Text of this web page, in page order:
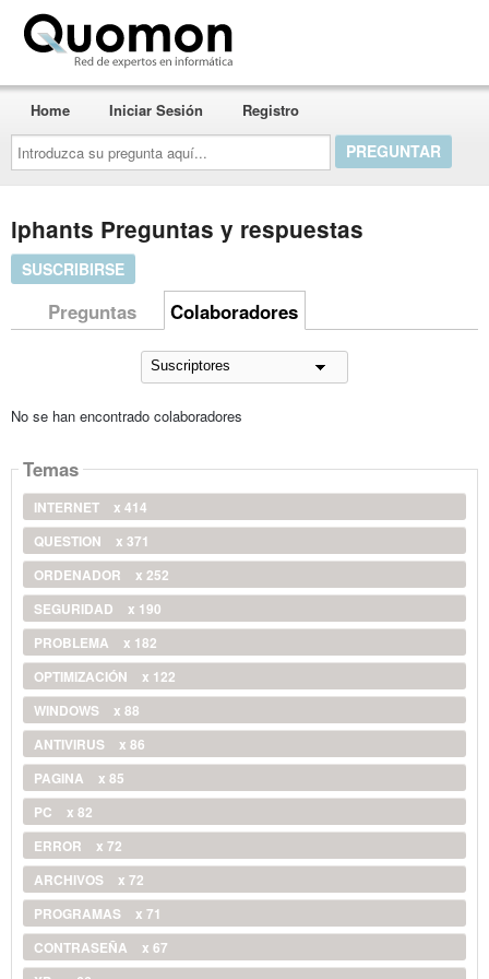
Introduzca
su
pregunta
aquí...
Home Iniciar Sesión Registro
lphants Preguntas y respuestas
SUSCRIBIRSE
Preguntas Colaboradores
No se han encontrado colaboradores
Temas
INTERNET
x 414
QUESTION
x 371
ORDENADOR
x 252
SEGURIDAD
x 190
PROBLEMA
x 182
OPTIMIZACIÓN
x 122
WINDOWS
x 88
ANTIVIRUS
x 86
PAGINA
x 85
PC
x 82
ERROR
x 72
ARCHIVOS
x 72
PROGRAMAS
x 71
CONTRASEÑA
x 67